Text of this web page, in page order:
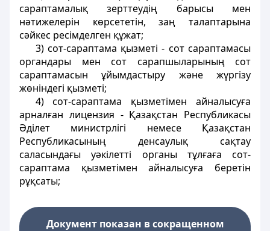
сараптамалық зерттеудің барысы мен
нәтижелерін көрсететін, заң талаптарына
сәйкес ресімделген құжат;
3) сот-сараптама қызметі - сот сараптамасы
органдары мен сот сарапшыларының сот
сараптамасын ұйымдастыру және жүргізу
жөніндегі қызметі;
4) сот-сараптама қызметімен айналысуға
арналған лицензия - Қазақстан Республикасы
Әділет министрлігі немесе Қазақстан
Республикасының денсаулық сақтау
саласындағы уәкілетті органы тұлғаға сот-
сараптама қызметімен айналысуға беретін
рұқсаты;
Документ показан в сокращенном